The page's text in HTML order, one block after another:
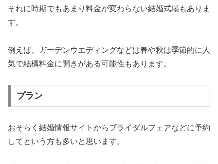
それに時期でもあまり料金が変わらない結婚式場もありま
す。
例えば、ガーデンウエディングなどは春や秋は季節的に人
気で結構料金に開きがある可能性もあります。
プラン
おそらく結婚情報サイトからブライダルフェアなどに予約
してという方も多いと思います。